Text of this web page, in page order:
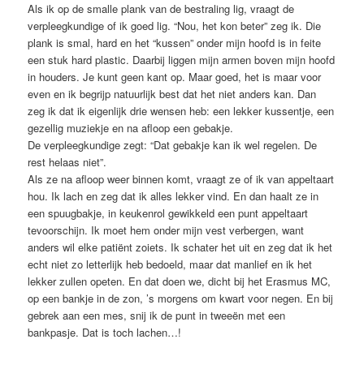
Als ik op de smalle plank van de bestraling lig, vraagt de
verpleegkundige of ik goed lig. “Nou, het kon beter” zeg ik. Die
plank is smal, hard en het “kussen” onder mijn hoofd is in feite
een stuk hard plastic. Daarbij liggen mijn armen boven mijn hoofd
in houders. Je kunt geen kant op. Maar goed, het is maar voor
even en ik begrijp natuurlijk best dat het niet anders kan. Dan
zeg ik dat ik eigenlijk drie wensen heb: een lekker kussentje, een
gezellig muziekje en na afloop een gebakje.
De verpleegkundige zegt: “Dat gebakje kan ik wel regelen. De
rest helaas niet”.
Als ze na afloop weer binnen komt, vraagt ze of ik van appeltaart
hou. Ik lach en zeg dat ik alles lekker vind. En dan haalt ze in
een spuugbakje, in keukenrol gewikkeld een punt appeltaart
tevoorschijn. Ik moet hem onder mijn vest verbergen, want
anders wil elke patiënt zoiets. Ik schater het uit en zeg dat ik het
echt niet zo letterlijk heb bedoeld, maar dat manlief en ik het
lekker zullen opeten. En dat doen we, dicht bij het Erasmus MC,
op een bankje in de zon, ’s morgens om kwart voor negen. En bij
gebrek aan een mes, snij ik de punt in tweeën met een
bankpasje. Dat is toch lachen…!